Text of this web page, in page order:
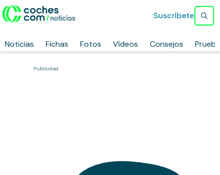
Noticias Fichas Fotos Vídeos Consejos
Suscríbete
Publicidad